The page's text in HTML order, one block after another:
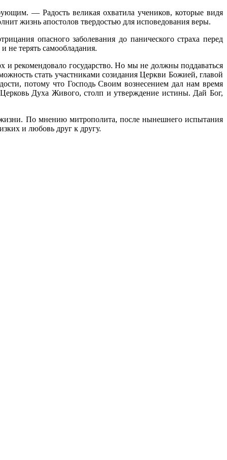
— Радость великая охватила учеников, которые видя
жизнь апостолов твердостью для исповедования веры.
опасного заболевания до панического страха перед
терять самообладания.
рекомендовало государство. Но мы не должны поддаваться
стать участниками созидания Церкви Божией, главой
потому что Господь Своим вознесением дал нам время
Духа Живого, столп и утверждение истины. Дай Бог,
По мнению митрополита, после нынешнего испытания
и любовь друг к другу.